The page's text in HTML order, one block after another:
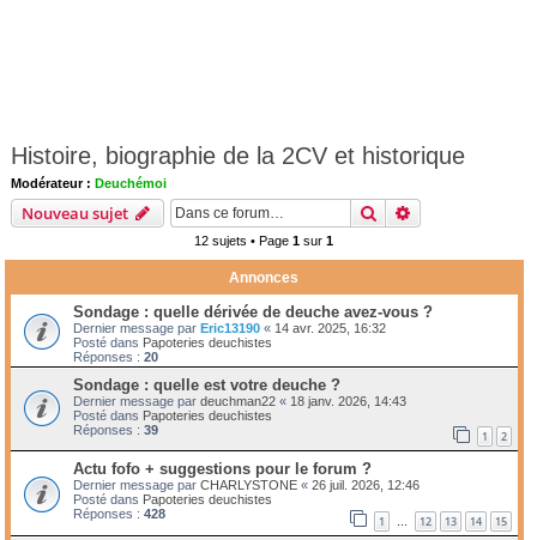
Histoire, biographie de la 2CV et historique
Modérateur : Deuchémoi
Nouveau sujet Rechercher
12 sujets • Page1 sur1
Annonces
Sondage : quelle dérivée de deuche avez-vous ?
Dernier message par Eric13190 « 14 avr. 2025, 16:32
Posté dans Papoteries deuchistes
Réponses : 20
Sondage : quelle est votre deuche ?
Dernier message par deuchman22 « 18 janv. 2026, 14:43
Posté dans Papoteries deuchistes
Réponses : 39 1 2
Actu fofo + suggestions pour le forum ?
Dernier message par CHARLYSTONE « 26 juil. 2026, 12:46
Posté dans Papoteries deuchistes
Réponses : 428 1 … 12 13 14 15